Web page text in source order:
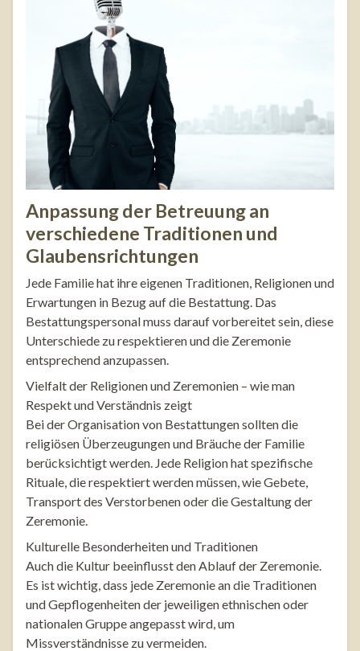
Anpassung der Betreuung an
verschiedene Traditionen und
Glaubensrichtungen
Jede Familie hat ihre eigenen Traditionen, Religionen und
Erwartungen in Bezug auf die Bestattung. Das
Bestattungspersonal muss darauf vorbereitet sein, diese
Unterschiede zu respektieren und die Zeremonie
entsprechend anzupassen.
Vielfalt der Religionen und Zeremonien – wie man
Respekt und Verständnis zeigt
Bei der Organisation von Bestattungen sollten die
religiösen Überzeugungen und Bräuche der Familie
berücksichtigt werden. Jede Religion hat spezifische
Rituale, die respektiert werden müssen, wie Gebete,
Transport des Verstorbenen oder die Gestaltung der
Zeremonie.
Kulturelle Besonderheiten und Traditionen
Auch die Kultur beeinflusst den Ablauf der Zeremonie.
Es ist wichtig, dass jede Zeremonie an die Traditionen
und Gepflogenheiten der jeweiligen ethnischen oder
nationalen Gruppe angepasst wird, um
Missverständnisse zu vermeiden.